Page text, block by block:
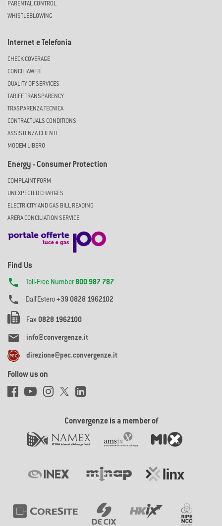
PARENTAL CONTROL
WHISTLEBLOWING
Internet e Telefonia
CHECK COVERAGE
CONCILIAWEB
QUALITY OF SERVICES
TARIFF TRANSPARENCY
TRASPARENZA TECNICA
CONTRACTUALS CONDITIONS
ASSISTENZA CLIENTI
MODEM LIBERO
Energy - Consumer Protection
COMPLAINT FORM
UNEXPECTED CHARGES
ELECTRICITY AND GAS BILL READING
ARERA CONCILIATION SERVICE
Find Us
 Toll-Free Number800 987 787
 Dall'Estero +39 0828 1962102
Fax 0828 1962100
 info@convergenze.it
direzione@pec.convergenze.it
Follow us on
Convergenze is a member of